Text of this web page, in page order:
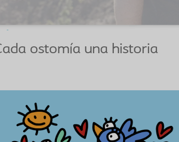
ostomía una historia